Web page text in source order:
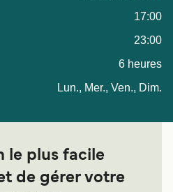
17:00
23:00
6 heures
Lun., Mer., Ven., Dim.
le plus facile
de gérer votre